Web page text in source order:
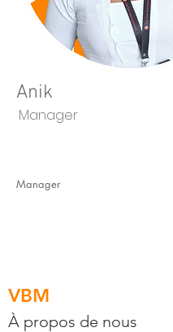
Anik
Manager
Manager
VBM
À propos de nous